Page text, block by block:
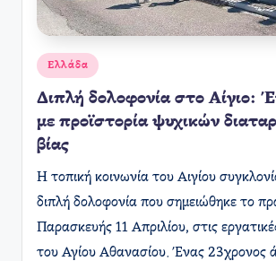
Αναρτήθηκε
Ελλάδα
Διπλή δολοφονία στο Αίγιο:
με προϊστορία ψυχικών
βίας
Η τοπική κοινωνία του Αιγίου
διπλή δολοφονία που σημειώθηκε το
Παρασκευής 11 Απριλίου, στις
του Αγίου Αθανασίου. Ένας 23χρονος